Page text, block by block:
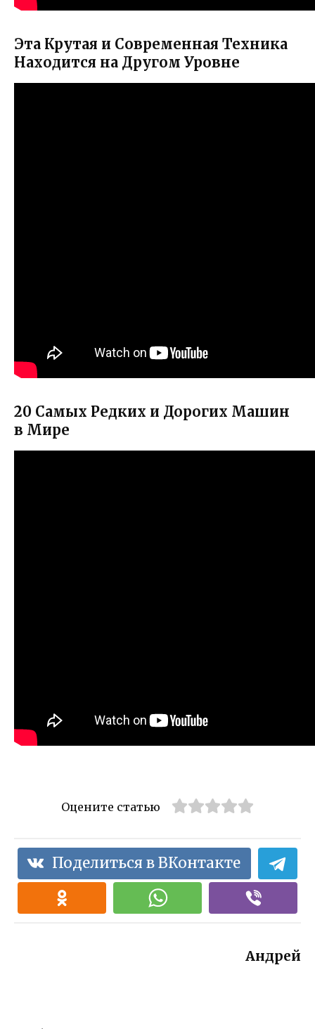
Эта Крутая и Современная Техника
Находится на Другом Уровне
20 Самых Редких и Дорогих Машин
в Мире
Оцените статью
Поделиться в ВКонтакте
Андрей